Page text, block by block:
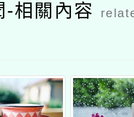
-相關內容